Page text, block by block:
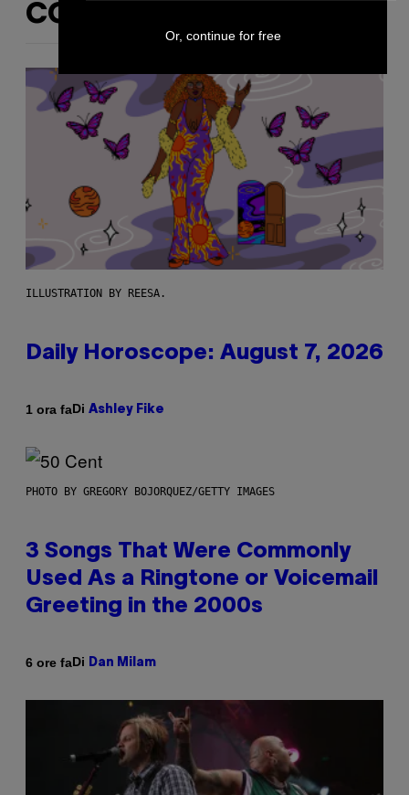
CONTENUTI SIMILI
ILLUSTRATION BY REESA.
Daily Horoscope: August 7, 2026
1 ora faDi Ashley Fike
PHOTO BY GREGORY BOJORQUEZ/GETTY IMAGES
3 Songs That Were Commonly
Used As a Ringtone or Voicemail
Greeting in the 2000s
6 ore faDi Dan Milam
Or, continue for free